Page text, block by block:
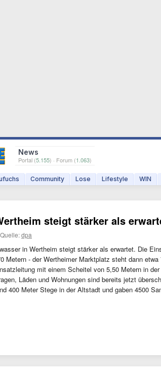
News
Portal (5.155) · Forum (1.063)
Community Lose Lifestyle WIN
steigt stärker als
Quelle:dpa
in Wertheim steigt stärker als erwartet. Die
Metern - der Wertheimer Marktplatz steht dann
mit einem Scheitel von 5,50 Metern in
Läden und Wohnungen sind bereits jetzt
400 Meter Stege in der Altstadt und gaben 4500